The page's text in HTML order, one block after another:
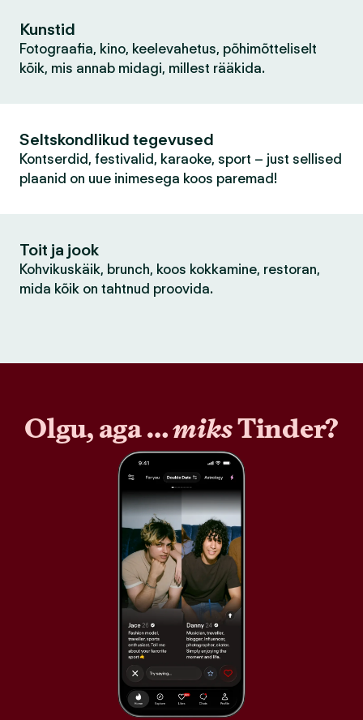
Kunstid
Fotograafia, kino, keelevahetus, põhimõtteliselt
kõik, mis annab midagi, millest rääkida.
Seltskondlikud tegevused
Kontserdid, festivalid, karaoke, sport – just sellised
plaanid on uue inimesega koos paremad!
Toit ja jook
Kohvikuskäik, brunch, koos kokkamine, restoran,
mida kõik on tahtnud proovida.
Olgu, aga …miksTinder?